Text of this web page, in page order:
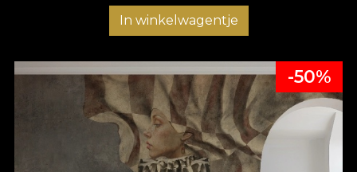
In winkelwagentje
-50%